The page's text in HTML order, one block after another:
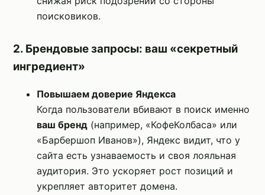
поисковиков.
2. Брендовые запросы: ваш «секретный
ингредиент»
Повышаем доверие Яндекса
Когда пользователи вбивают в поиск именно
ваш бренд (например, «КофеКолбаса» или
«Барбершоп Иванов»), Яндекс видит, что у
сайта есть узнаваемость и своя лояльная
аудитория. Это ускоряет рост позиций и
укрепляет авторитет домена.